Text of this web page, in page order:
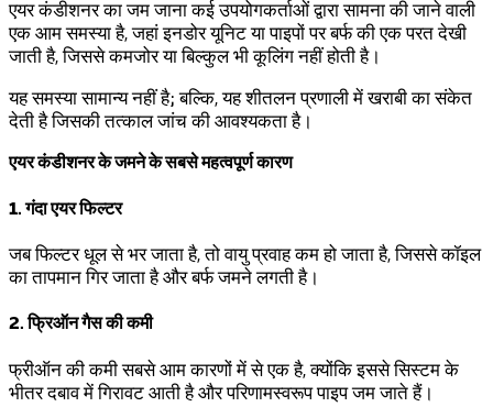
एयर कंडीशनर का जम जाना कई उपयोगकर्ताओं द्वारा सामना की जाने वाली
एक आम समस्या है, जहां इनडोर यूनिट या पाइपों पर बर्फ की एक परत देखी
जाती है, जिससे कमजोर या बिल्कुल भी कूलिंग नहीं होती है।
यह समस्या सामान्य नहीं है; बल्कि, यह शीतलन प्रणाली में खराबी का संकेत
देती है जिसकी तत्काल जांच की आवश्यकता है।
एयर कंडीशनर के जमने के सबसे महत्वपूर्ण कारण
1. गंदा एयर फिल्टर
जब फिल्टर धूल से भर जाता है, तो वायु प्रवाह कम हो जाता है, जिससे कॉइल
का तापमान गिर जाता है और बर्फ जमने लगती है।
2. फ्रिऑन गैस की कमी
फ्रीऑन की कमी सबसे आम कारणों में से एक है, क्योंकि इससे सिस्टम के
भीतर दबाव में गिरावट आती है और परिणामस्वरूप पाइप जम जाते हैं।